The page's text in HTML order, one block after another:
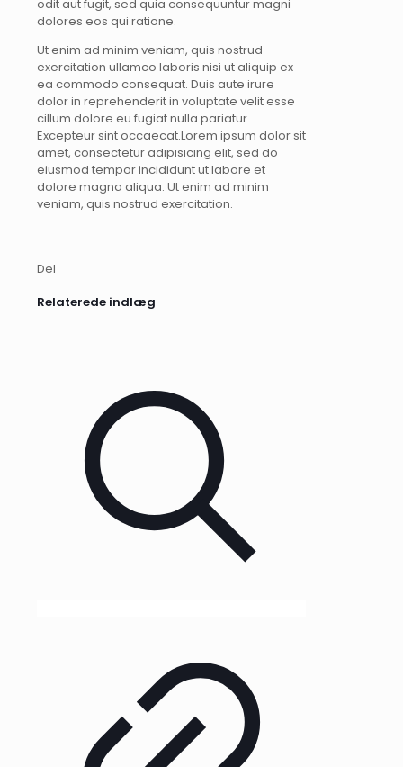
odit aut fugit, sed quia consequuntur magni
dolores eos qui ratione.
Ut enim ad minim veniam, quis nostrud
exercitation ullamco laboris nisi ut aliquip ex
ea commodo consequat. Duis aute irure
dolor in reprehenderit in voluptate velit esse
cillum dolore eu fugiat nulla pariatur.
Excepteur sint occaecat.Lorem ipsum dolor sit
amet, consectetur adipisicing elit, sed do
eiusmod tempor incididunt ut labore et
dolore magna aliqua. Ut enim ad minim
veniam, quis nostrud exercitation.
Del
Relaterede indlæg